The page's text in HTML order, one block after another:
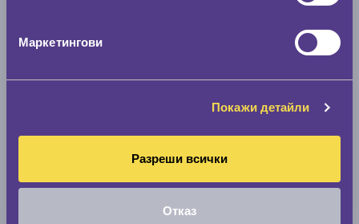
Маркетингови
Покажи детайли
Разреши всички
Отказ